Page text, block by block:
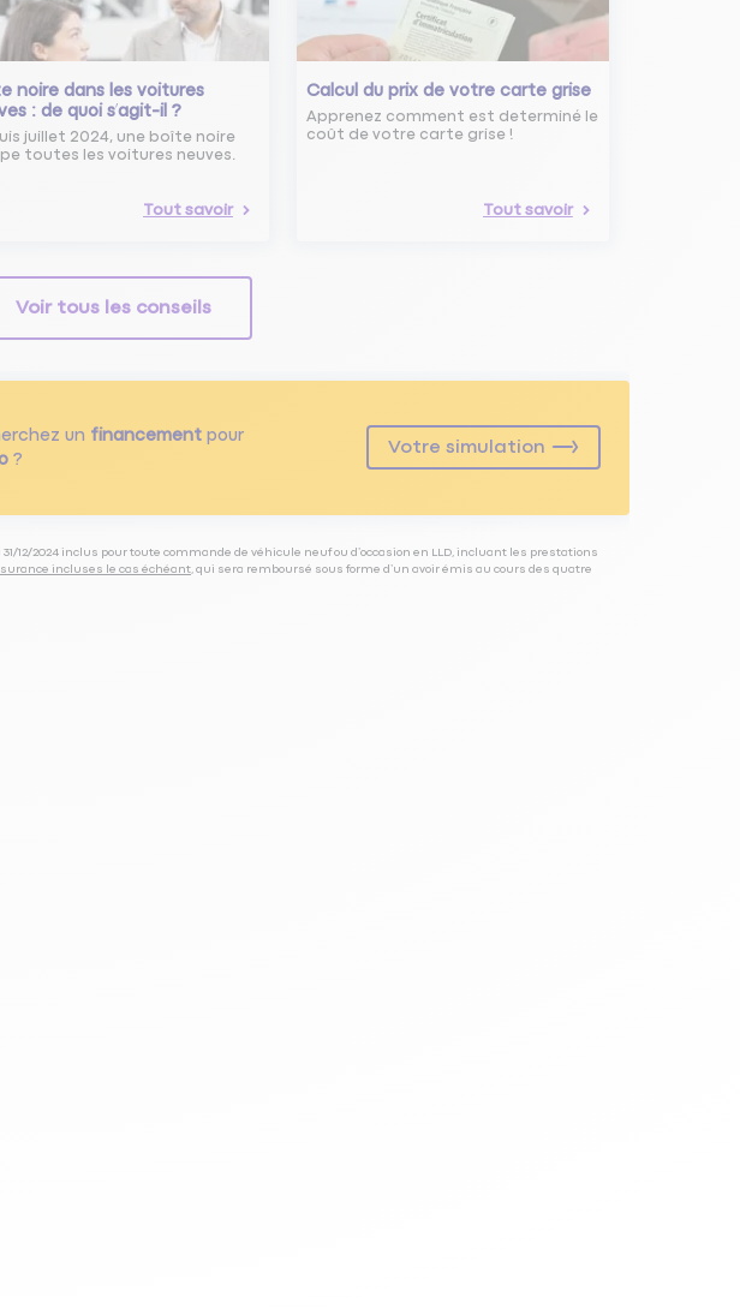
noire dans les voitures
: de quoi s’agit-il ?
juillet 2024, une boîte noire
toutes les voitures neuves.
Tout savoir
Calcul du prix de votre carte grise
Apprenez comment est determiné le
coût de votre carte grise !
Tout savoir
Voir tous les conseils
un financementpour
?
Votre simulation
12/2024 inclus pour toute commande de véhicule neuf ou d’occasion en LLD, incluant les prestations
incluses le cas échéant , qui sera remboursé sous forme d’un avoir émis au cours des quatre